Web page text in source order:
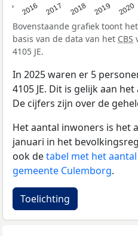
2016 2017 2018 2019 2020
Bovenstaande grafiek toont
basis van de data van het CBS
4105 JE.
In 2025 waren er 5
4105 JE. Dit is gelijk aan
De cijfers zijn over de
Het aantal inwoners is het
januari in het
ook detabel met het
gemeente Culemborg.
Toelichting